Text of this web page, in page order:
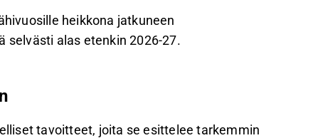
heikkona jatkuneen
selvästi alas etenkin 2026-27.
tavoitteet, joita se esittelee tarkemmin